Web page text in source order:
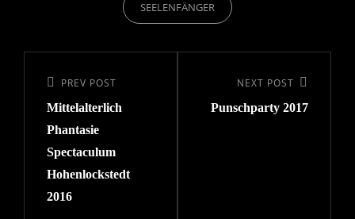
SEELENFÄNGER
Previous
Post
PREV POST
Mittelalterlich
Phantasie
Spectaculum
Hohenlockstedt
2016
Post
NEXT POST
Punschparty 2017